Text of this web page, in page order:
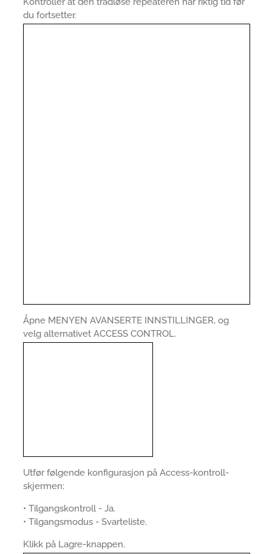
du fortsetter.
Åpne MENYEN AVANSERTE INNSTILLINGER, og
velg alternativet ACCESS CONTROL.
Utfør følgende konfigurasjon på Access-kontroll-
skjermen:
• Tilgangskontroll - Ja.
• Tilgangsmodus - Svarteliste.
Klikk på Lagre-knappen.